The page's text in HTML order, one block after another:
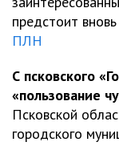
предстоит
ПЛН
С псковского
«пользование
Псковской
городского